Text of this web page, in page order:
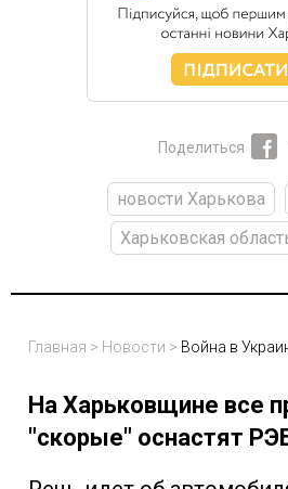
Поделиться
новости Харькова
Харьковская
Главная > Новости > Война в
На Харьковщине все
"скорые" оснастят